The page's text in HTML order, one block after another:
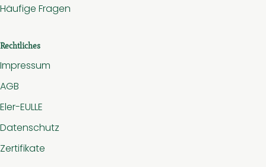
Häufige Fragen
Rechtliches
Impressum
AGB
Eler-EULLE
Datenschutz
Zertifikate